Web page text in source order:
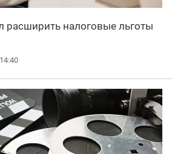
расширить налоговые льготы